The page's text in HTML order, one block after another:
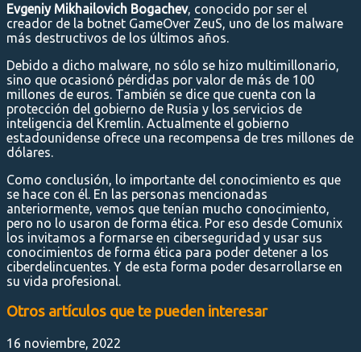
Evgeniy Mikhailovich Bogachev, conocido por ser el
creador de la botnet GameOver ZeuS, uno de los malware
más destructivos de los últimos años.
Debido a dicho malware, no sólo se hizo multimillonario,
sino que ocasionó pérdidas por valor de más de 100
millones de euros. También se dice que cuenta con la
protección del gobierno de Rusia y los servicios de
inteligencia del Kremlin. Actualmente el gobierno
estadounidense ofrece una recompensa de tres millones de
dólares.
Como conclusión, lo importante del conocimiento es que
se hace con él. En las personas mencionadas
anteriormente, vemos que tenían mucho conocimiento,
pero no lo usaron de forma ética. Por eso desde Comunix
los invitamos a formarse en ciberseguridad y usar sus
conocimientos de forma ética para poder detener a los
ciberdelincuentes. Y de esta forma poder desarrollarse en
su vida profesional.
Otros artículos que te pueden interesar
16 noviembre, 2022